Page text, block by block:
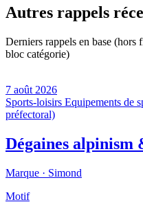
Autres rappels
Derniers rappels en base (hors
bloc catégorie)
7 août 2026
Sports-loisirs Equipements de
préfectoral)
Dégaines
Marque · Simond
Motif